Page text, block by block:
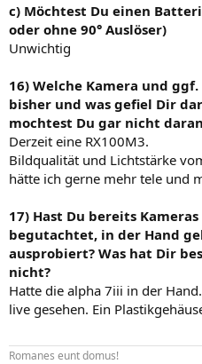
c) Möchtest Du einen
oder ohne 90° Auslöser)
Unwichtig
16) Welche Kamera und
bisher und was gefiel Dir
mochtest Du gar nicht
Derzeit eine RX100M3.
Bildqualität und Lichtstärke
hätte ich gerne mehr tele und
17) Hast Du bereits
begutachtet, in der Hand
ausprobiert? Was hat Dir
nicht?
Hatte die alpha 7iii in der
live gesehen. Ein
Romanes eunt domus!